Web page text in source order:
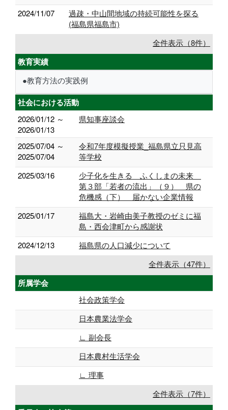
2024/11/07
過疎・中山間地域の持続可能性を探る
(福島県福島市)
全件表示（8件）
教育実績
●教育方法の実践例
社会における活動
2026/01/12 ～
2026/01/13
県知事座談会
2025/07/04 ～
2025/07/04
令和7年度模擬授業_福島県立只見高
等学校
2025/03/16
少子化を生きる ふくしまの未来
第３部「若者の流出」（９） 県の
危機感（下） 届かない企業情報
2025/01/17
福島大・岩崎由美子教授のゼミに福
島・西会津町から感謝状
2024/12/13
福島県の人口減少について
全件表示（47件）
所属学会
社会政策学会
日本農業法学会
∟ 副会長
日本農村生活学会
∟ 理事
全件表示（7件）